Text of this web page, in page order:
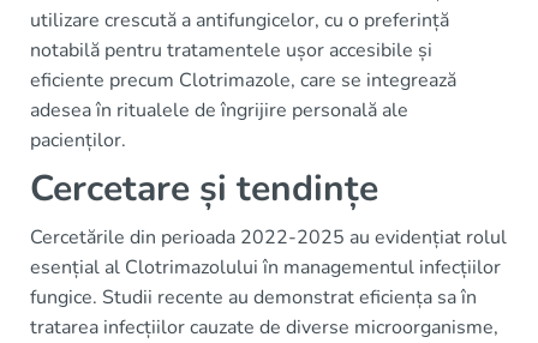
utilizare crescută a antifungicelor, cu o preferință
notabilă pentru tratamentele ușor accesibile și
eficiente precum Clotrimazole, care se integrează
adesea în ritualele de îngrijire personală ale
pacienților.
Cercetare și tendințe
Cercetările din perioada 2022-2025 au evidențiat rolul
esențial al Clotrimazolului în managementul infecțiilor
fungice. Studii recente au demonstrat eficiența sa în
tratarea infecțiilor cauzate de diverse microorganisme,